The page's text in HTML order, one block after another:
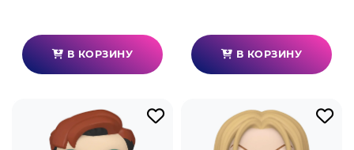
В КОРЗИНУ В КОРЗИНУ